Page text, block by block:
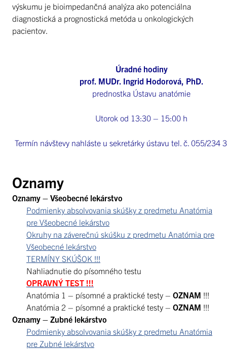
výskumu je bioimpedančná analýza ako potenciálna
diagnostická a prognostická metóda u onkologických
pacientov.
Úradné hodiny
prof. MUDr. Ingrid Hodorová, PhD.
prednostka Ústavu anatómie
Utorok od 13:30 – 15:00 h
Termín návštevy nahláste u sekretárky ústavu tel. č. 055/234
Oznamy
Oznamy – Všeobecné lekárstvo
Podmienky absolvovania skúšky z predmetu Anatómia
pre Všeobecné lekárstvo
Okruhy na záverečnú skúšku z predmetu Anatómia pre
Všeobecné lekárstvo
TERMÍNY SKÚŠOK !!!
Nahliadnutie do písomného testu
OPRAVNÝ TEST !!!
Anatómia 1 – písomné a praktické testy – OZNAM !!!
Anatómia 2 – písomné a praktické testy – OZNAM !!!
Oznamy – Zubné lekárstvo
Podmienky absolvovania skúšky z predmetu Anatómia
pre Zubné lekárstvo